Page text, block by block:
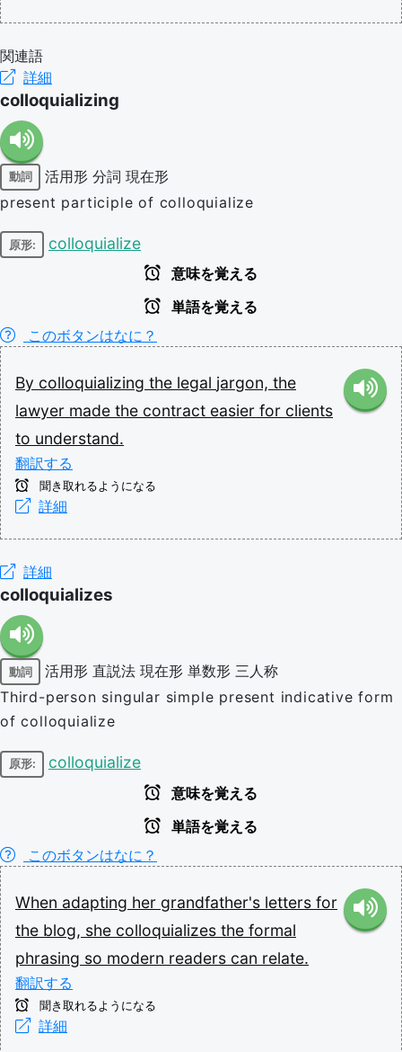
関連語
詳細
colloquializing
動詞 活用形 分詞 現在形
present participle of colloquialize
原形: colloquialize
意味を覚える
単語を覚える
このボタンはなに？
By colloquializing the legal jargon, the
lawyer made the contract easier for clients
to understand.
翻訳する
聞き取れるようになる
詳細
詳細
colloquializes
動詞 活用形 直説法 現在形 単数形 三人称
Third-person singular simple present indicative form
of colloquialize
原形: colloquialize
意味を覚える
単語を覚える
このボタンはなに？
When adapting her grandfather's letters for
the blog, she colloquializes the formal
phrasing so modern readers can relate.
翻訳する
聞き取れるようになる
詳細